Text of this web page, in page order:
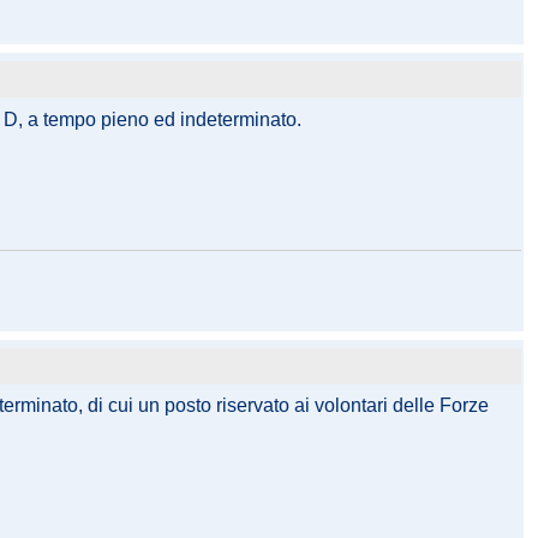
a tempo pieno ed indeterminato.
di cui un posto riservato ai volontari delle Forze